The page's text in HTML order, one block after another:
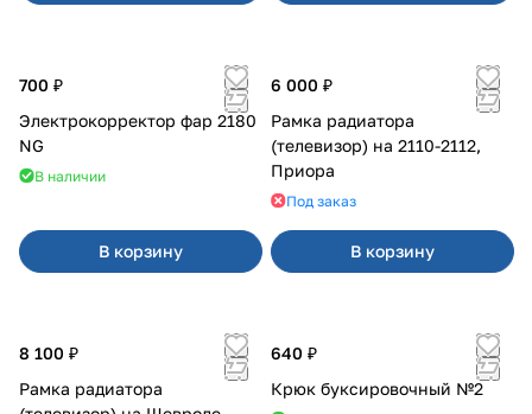
700 ₽
Электрокорректор фар 2180
NG
В наличии
В корзину
6 000 ₽
Рамка радиатора
(телевизор) на 2110-2112,
Приора
Под заказ
В корзину
8 100 ₽
Рамка радиатора
640 ₽
Крюк буксировочный №2